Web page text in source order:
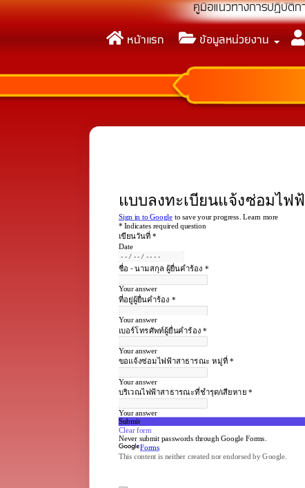
กิจกรรมเพื่อยกระดับกา
รายงานการวิเคราะห์ผ
กิจกรรมองค์กรคุณธรร
คู่มือแนวทางการปฏิบัติก
หน้าแรก ข้อมูลหน่วยงาน